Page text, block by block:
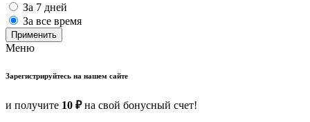
За 7 дней
За все время
Применить
Меню
Зарегистрируйтесь на нашем сайте
и получите 10 ₽на свой бонусный счет!